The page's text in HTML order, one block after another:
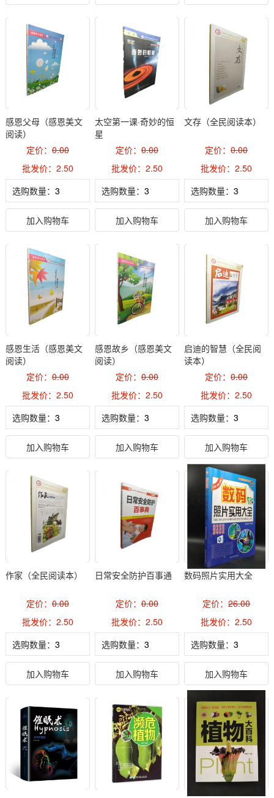
感恩父母（感恩美文
阅读）
定价：0.00
批发价：2.50
选购数量：
加入购物车
太空第一课·奇妙的恒
星
定价： 0.00
批发价：2.50
选购数量：
加入购物车
文存（全民阅读本）
定价：0.00
批发价：2.50
选购数量：
加入购物车
感恩生活（感恩美文
阅读）
定价：0.00
批发价：2.50
选购数量：
加入购物车
感恩故乡（感恩美文
阅读）
定价： 0.00
批发价：2.50
选购数量：
加入购物车
启迪的智慧（全民阅
读本）
定价：0.00
批发价：2.50
选购数量：
加入购物车
作家（全民阅读本）
定价：0.00
批发价：2.50
选购数量：
加入购物车
日常安全防护百事通
定价： 0.00
批发价：2.50
选购数量：
加入购物车
数码照片实用大全
定价：26.00
批发价：2.50
选购数量：
加入购物车